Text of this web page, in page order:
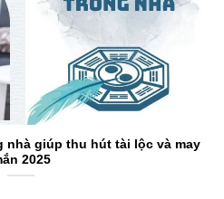
nhà giúp thu hút tài lộc và may
2025